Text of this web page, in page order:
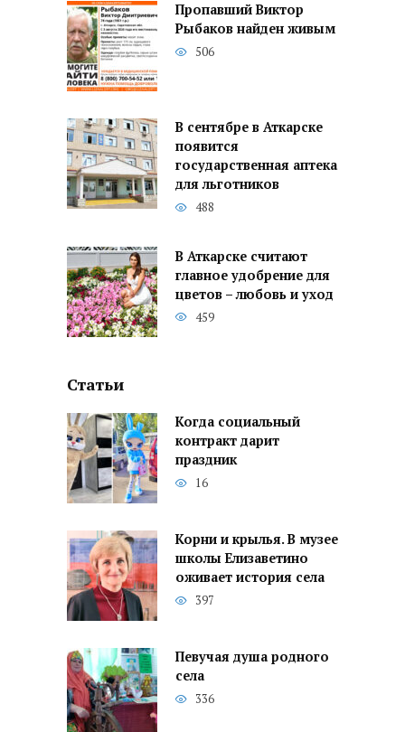
Пропавший Виктор
Рыбаков найден живым
506
В сентябре в Аткарске
появится
государственная аптека
для льготников
488
В Аткарске считают
главное удобрение для
цветов – любовь и уход
459
Статьи
Когда социальный
контракт дарит
праздник
16
Корни и крылья. В музее
школы Елизаветино
оживает история села
397
Певучая душа родного
села
336